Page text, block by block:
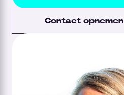
Contact opnemen